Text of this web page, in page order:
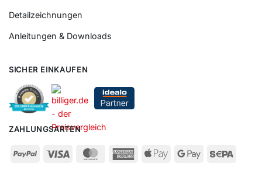
Detailzeichnungen
Anleitungen & Downloads
SICHER EINKAUFEN
ZAHLUNGSARTEN